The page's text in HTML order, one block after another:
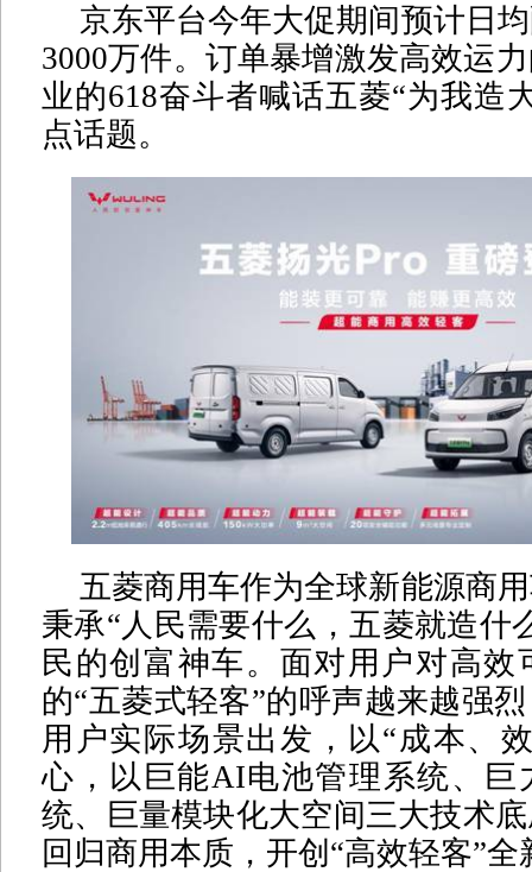
京东平台今年大促期间预计日
3000万件。订单暴增激发高效运
业的618奋斗者喊话五菱“为我造
点话题。
五菱商用车作为全球新能源商
秉承“人民需要什么，五菱就造什
民的创富神车。面对用户对高效
的“五菱式轻客”的呼声越来越强
用户实际场景出发，以“成本、
心，以巨能AI电池管理系统、巨
统、巨量模块化大空间三大技术
回归商用本质，开创“高效轻客”全